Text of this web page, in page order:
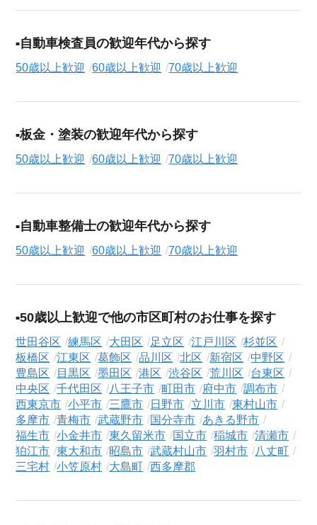
自動車検査員の歓迎年代から探す
50歳以上歓迎 60歳以上歓迎 70歳以上歓迎
板金・塗装の歓迎年代から探す
50歳以上歓迎 60歳以上歓迎 70歳以上歓迎
自動車整備士の歓迎年代から探す
50歳以上歓迎 60歳以上歓迎 70歳以上歓迎
50歳以上歓迎で他の市区町村のお仕事を探す
世田谷区 練馬区 大田区 足立区 江戸川区
杉並区
板橋区
江東区 葛飾区 品川区 北区 新宿区
中野区
豊島区
目黒区 墨田区 港区 渋谷区 荒川区
台東区
中央区
千代田区 八王子市 町田市 府中市
調布市
西東京市
小平市 三鷹市 日野市 立川市
東村山市
多摩市
青梅市 武蔵野市 国分寺市
あきる野市
福生市
小金井市 東久留米市 国立市 稲城市
清瀬市
狛江市
東大和市 昭島市 武蔵村山市 羽村市
八丈町
三宅村
小笠原村 大島町 西多摩郡